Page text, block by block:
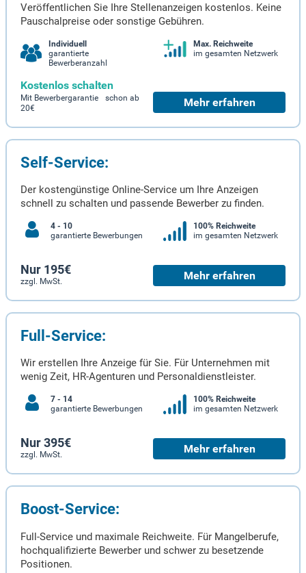
Veröffentlichen Sie Ihre Stellenanzeigen kostenlos. Keine
Pauschalpreise oder sonstige Gebühren.
Individuell
garantierte
Bewerberanzahl
Max. Reichweite
im gesamten Netzwerk
Kostenlos schalten
Mit Bewerbergarantie schon ab
20€
Mehr erfahren
Self-Service:
Der kostengünstige Online-Service um Ihre Anzeigen
schnell zu schalten und passende Bewerber zu finden.
4 - 10
garantierte Bewerbungen
100% Reichweite
im gesamten Netzwerk
Nur 195€
zzgl. MwSt. Mehr erfahren
Full-Service:
Wir erstellen Ihre Anzeige für Sie. Für Unternehmen mit
wenig Zeit, HR-Agenturen und Personaldienstleister.
7 - 14
garantierte Bewerbungen
100% Reichweite
im gesamten Netzwerk
Nur 395€
zzgl. MwSt. Mehr erfahren
Boost-Service:
Full-Service und maximale Reichweite. Für Mangelberufe,
hochqualifizierte Bewerber und schwer zu besetzende
Positionen.